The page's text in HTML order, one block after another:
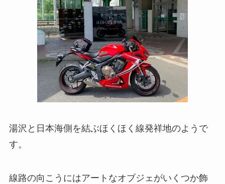
湯沢と日本海側を結ぶほくほく線発祥地のようで
す。
線路の向こうにはアートなオブジェがいくつか飾